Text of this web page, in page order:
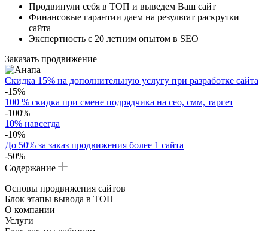
Продвинули себя в ТОП и выведем Ваш сайт
Финансовые гарантии даем на результат раскрутки
сайта
Экспертность с 20 летним опытом в SEO
Заказать продвижение
Скидка 15% на дополнительную услугу при разработке сайта
-15%
100 % скидка при смене подрядчика на сео, смм, таргет
-100%
10% навсегда
-10%
До 50% за заказ продвижения более 1 сайта
-50%
Содержание
Основы продвижения сайтов
Блок этапы вывода в ТОП
О компании
Услуги